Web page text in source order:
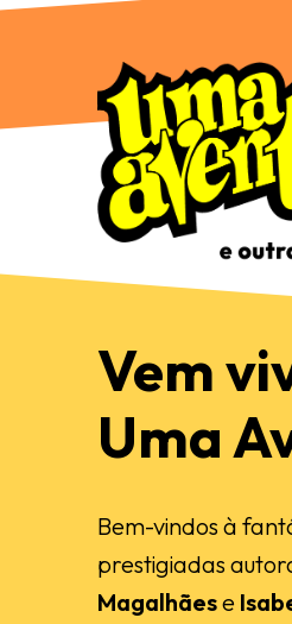
Vem
Uma
Bem-vindos à
prestigiadas
Magalhãese